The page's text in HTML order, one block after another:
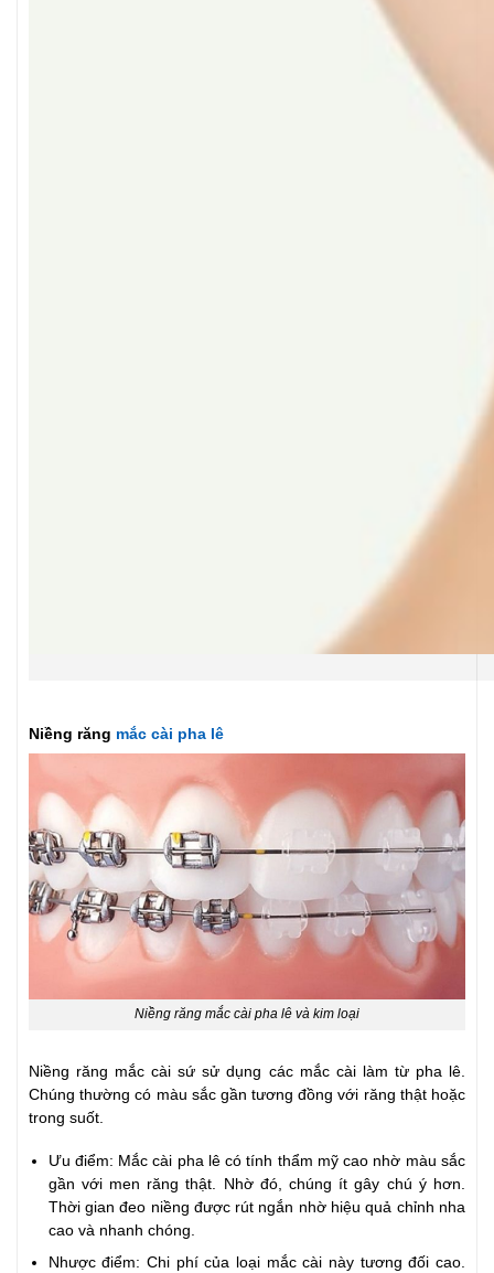
Niềng răng mắc cài pha lê
Niềng răng mắc cài pha lê và kim loại
Niềng răng mắc cài sứ sử dụng các mắc cài làm từ pha lê.
Chúng thường có màu sắc gần tương đồng với răng thật hoặc
trong suốt.
Ưu điểm: Mắc cài pha lê có tính thẩm mỹ cao nhờ màu sắc
gần với men răng thật. Nhờ đó, chúng ít gây chú ý hơn.
Thời gian đeo niềng được rút ngắn nhờ hiệu quả chỉnh nha
cao và nhanh chóng.
Nhược điểm: Chi phí của loại mắc cài này tương đối cao.